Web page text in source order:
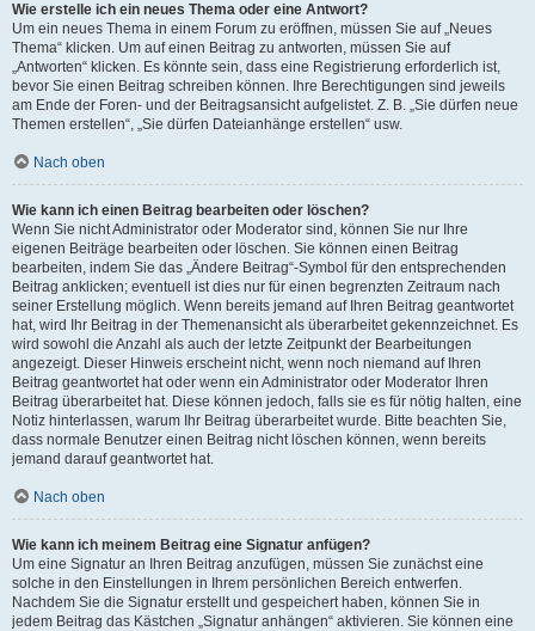
Wie erstelle ich ein neues Thema oder eine Antwort?
Um ein neues Thema in einem Forum zu eröffnen, müssen Sie auf „Neues
Thema“ klicken. Um auf einen Beitrag zu antworten, müssen Sie auf
„Antworten“ klicken. Es könnte sein, dass eine Registrierung erforderlich ist,
bevor Sie einen Beitrag schreiben können. Ihre Berechtigungen sind jeweils
am Ende der Foren- und der Beitragsansicht aufgelistet. Z. B. „Sie dürfen neue
Themen erstellen“, „Sie dürfen Dateianhänge erstellen“ usw.
Nach oben
Wie kann ich einen Beitrag bearbeiten oder löschen?
Wenn Sie nicht Administrator oder Moderator sind, können Sie nur Ihre
eigenen Beiträge bearbeiten oder löschen. Sie können einen Beitrag
bearbeiten, indem Sie das „Ändere Beitrag“-Symbol für den entsprechenden
Beitrag anklicken; eventuell ist dies nur für einen begrenzten Zeitraum nach
seiner Erstellung möglich. Wenn bereits jemand auf Ihren Beitrag geantwortet
hat, wird Ihr Beitrag in der Themenansicht als überarbeitet gekennzeichnet. Es
wird sowohl die Anzahl als auch der letzte Zeitpunkt der Bearbeitungen
angezeigt. Dieser Hinweis erscheint nicht, wenn noch niemand auf Ihren
Beitrag geantwortet hat oder wenn ein Administrator oder Moderator Ihren
Beitrag überarbeitet hat. Diese können jedoch, falls sie es für nötig halten, eine
Notiz hinterlassen, warum Ihr Beitrag überarbeitet wurde. Bitte beachten Sie,
dass normale Benutzer einen Beitrag nicht löschen können, wenn bereits
jemand darauf geantwortet hat.
Nach oben
Wie kann ich meinem Beitrag eine Signatur anfügen?
Um eine Signatur an Ihren Beitrag anzufügen, müssen Sie zunächst eine
solche in den Einstellungen in Ihrem persönlichen Bereich entwerfen.
Nachdem Sie die Signatur erstellt und gespeichert haben, können Sie in
jedem Beitrag das Kästchen „Signatur anhängen“ aktivieren. Sie können eine